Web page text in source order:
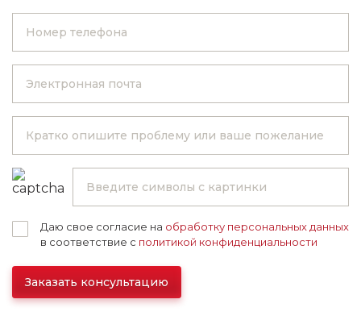
Даю свое согласие на обработку персональных данных
в соответствие с политикой конфиденциальности
Заказать консультацию